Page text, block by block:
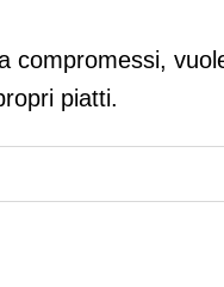
compromessi,
piatti.